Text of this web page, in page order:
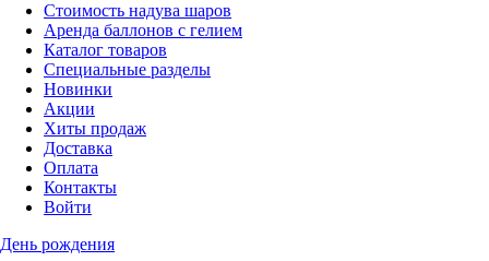
Стоимость надува шаров
Аренда баллонов с гелием
Каталог товаров
Специальные разделы
Новинки
Акции
Хиты продаж
Доставка
Оплата
Контакты
Войти
День рождения